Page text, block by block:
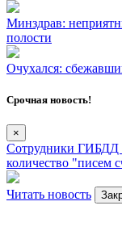
Минздрав:
полости
Очухался:
Срочная новость!
×
Сотрудники ГИБДД
количество "писем
Читать новость